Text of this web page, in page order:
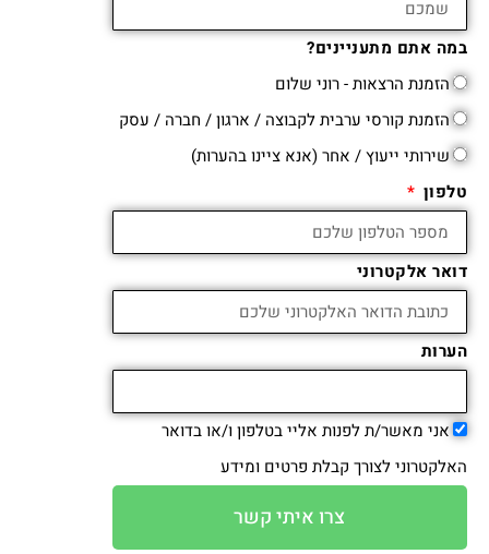
במה אתם מתעניינים?
הזמנת הרצאות - רוני שלום
הזמנת קורסי ערבית לקבוצה / ארגון / חברה / עסק
שירותי ייעוץ / אחר (אנא ציינו בהערות)
טלפון
דואר אלקטרוני
הערות
אני מאשר/ת לפנות אליי בטלפון ו/או בדואר
האלקטרוני לצורך קבלת פרטים ומידע
צרו איתי קשר